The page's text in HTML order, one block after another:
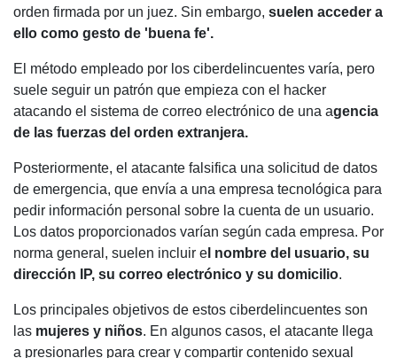
orden firmada por un juez. Sin embargo, suelen acceder a
ello como gesto de 'buena fe'.
El método empleado por los ciberdelincuentes varía, pero
suele seguir un patrón que empieza con el hacker
atacando el sistema de correo electrónico de una agencia
de las fuerzas del orden extranjera.
Posteriormente, el atacante falsifica una solicitud de datos
de emergencia, que envía a una empresa tecnológica para
pedir información personal sobre la cuenta de un usuario.
Los datos proporcionados varían según cada empresa. Por
norma general, suelen incluir e l nombre del usuario, su
dirección IP, su correo electrónico y su domicilio.
Los principales objetivos de estos ciberdelincuentes son
las mujeres y niños. En algunos casos, el atacante llega
a presionarles para crear y compartir contenido sexual